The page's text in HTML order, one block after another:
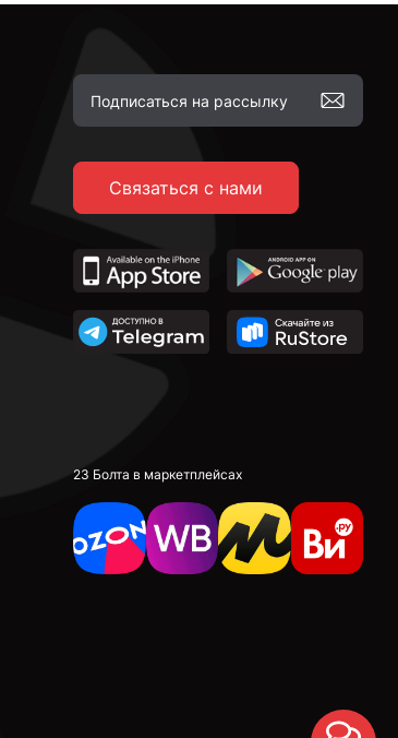
Связаться с нами
23 Болта в маркетплейсах